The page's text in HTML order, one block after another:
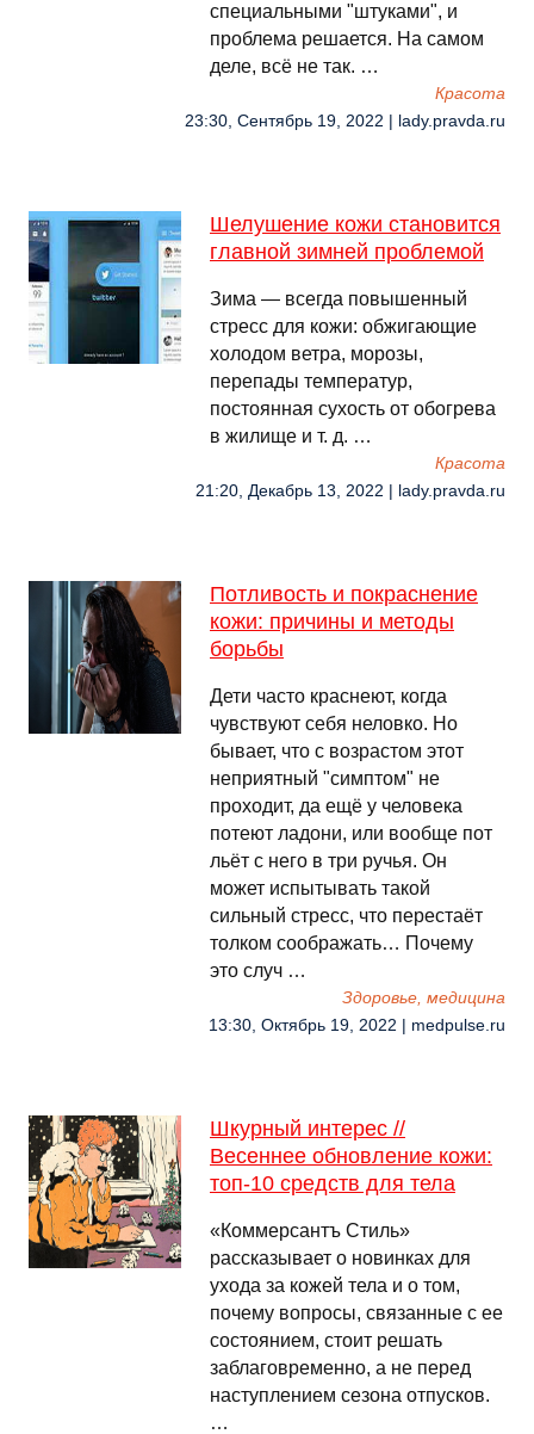
специальными "штуками", и
проблема решается. На самом
деле, всё не так. …
Красота
23:30, Сентябрь 19, 2022 | lady.pravda.ru
Шелушение кожи становится
главной зимней проблемой
Зима — всегда повышенный
стресс для кожи: обжигающие
холодом ветра, морозы,
перепады температур,
постоянная сухость от обогрева
в жилище и т. д. …
Красота
21:20, Декабрь 13, 2022 | lady.pravda.ru
Потливость и покраснение
кожи: причины и методы
борьбы
Дети часто краснеют, когда
чувствуют себя неловко. Но
бывает, что с возрастом этот
неприятный "симптом" не
проходит, да ещё у человека
потеют ладони, или вообще пот
льёт с него в три ручья. Он
может испытывать такой
сильный стресс, что перестаёт
толком соображать… Почему
это случ …
Здоровье, медицина
13:30, Октябрь 19, 2022 | medpulse.ru
Шкурный интерес //
Весеннее обновление кожи:
топ-10 средств для тела
«Коммерсантъ Стиль»
рассказывает о новинках для
ухода за кожей тела и о том,
почему вопросы, связанные с ее
состоянием, стоит решать
заблаговременно, а не перед
наступлением сезона отпусков.
…